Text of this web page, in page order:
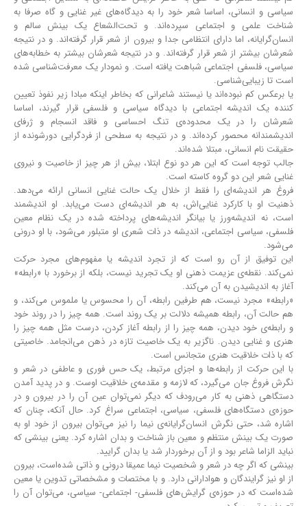
سیاسی و انسانی، اساسا شعر خود را به دیدگاه‌های غیر غنایی و گاه صرفا به
شناخت علمی و اجتماعی سپرده‌اند. و تحت‌الشعاع یک بینش سالم و
انسان‌گرایانه، اما دارای انتظامی جدا و بیرون از شعر قرار گرفته‌اند. و در نتیجه
شعرشان بیشتر از شعر قرار گرفته‌اند. و در نتیجه شعرشان بیشتر به خطابه‌های
سیاسی، فلسفی اجتماعی شباهت یافته ‌است. و نمودار یک معرفت‌شناسی شده
‌است تا زیبایی‌شناسی.
یا برعکس کم نبوده‌اند یا نیستند شاعرانی که بخاطر اینکه مبادا زیر نفوذ تعیین‌
کننده یک اندیشه اجتماعی با دیدگاه سیاسی و فلسفی قرار گیرند، اساسا
شعرشان را در یک محدوده‌ی تنگ احساسی و فاقد انسجام و ژرفای
اندیشمندانه محصور کرده‌اند. و در نتیجه به سطحی از فردگرایی دورشونده از
حقیقت نام انسانی، مبتلا شده‌اند.
جالب توجه است که این هر دو نوع ابتلا، بیش از هر چیز از خاصیت و نیروی
غنایی شعر این دو گروه کاسته‌ است.
فروغ هر اندیشه‌ای را فقط از خلال یک حالت غنایی انسانی ارائه می‌دهد.
ذهنیت او با کارکرد غنایی‌اش، به هر اندیشه‌ای دست می‌یابد. او اندیشمند
است، نه اندیشه‌ورز یا بیانگر اندیشه‎‌های پرداخته شده در یک نظام معین
فلسفی، سیاسی اجتماعی، اندیشه در ذات شعری او متبلور می‌شود، با او درونی
می‌شود.
این توفیق از آن‌ رو است که از تجرد اندیشه یا مفهوم‌های مجرد حرکت
نمی‌کند. نقطه‌ی عزیمت ذهنی او یک تجرید نیست، بلکه از برخورد با «رابطه»
آغاز به اندیشیدن به آن می‌کند.
«رابطه» مجرد نیست، هم طرفین رابطه، آن را محسوس یا ملموس می‌کند، و
هم حالت آن، رابطه همیشه دلالت بر یک روند است. همه چیز را در روند خود
و رابطه‌ی خود دیدن، همه چیز را از رابطه آغاز کردن، درست مثل همه چیز را
هنری و غنایی دیدن. ناگزیر به یک خاصیت تازه در ذهن می‌انجامد. خاصیتی
که با ذات خلاقیت هنری متجانس است.
با این حرکت از رابطه‌ها و اجزای مرتبط، یک حس فوری و عاطفی در شعر و
نگرش فروغ جان می‌گیرد، که لازمه و مقدمه‌ی خلاقیت اوست. و در پدید آمدن
دستگاهی ذهنی به کار می‌رودف که دیگر نمی‌توان عین آن را در بیرون و در
حوزه‌ی دستگاه‌های فلسفی، سیاسی، اجتماعی سراغ کرد. حال آنکه، چنان که
اشاره شد، حتی نگرش انسان‌گرایانه‌ی نیما را نیز می‌توان بیرون از خود او به
صورت یک بینش منتظم و معین باز شناخت و بدان اشاره کرد. یعنی بینشی که
نباید الزاما شاعر بود و از آن برخوردار شد یا بدان گرایید.
بینشی که اگر چه در شعر و شخصیت نیما عمیقا درونی و ذاتی شده‌است، بیرون
از او نیز گرایندگان و هوادارانی دارد. و با مختصات و مشخصاتی تدوین یا معین
شده‌است که در حوزه‌ی گرایش‌های فلسفی- اجتماعی- سیاسی، می‌توان آن را